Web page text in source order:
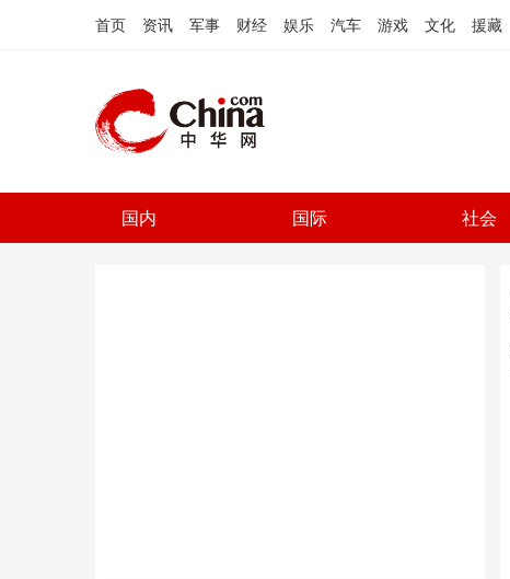
首页 资讯 军事 财经 娱乐 汽车 游戏 文化 援藏
国内 国际 社会